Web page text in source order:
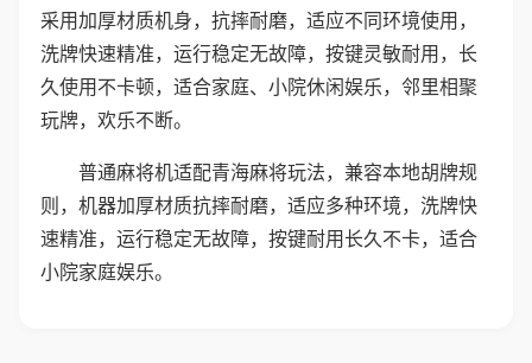
采用加厚材质机身，抗摔耐磨，适应不同环境使用，
洗牌快速精准，运行稳定无故障，按键灵敏耐用，长
久使用不卡顿，适合家庭、小院休闲娱乐，邻里相聚
玩牌，欢乐不断。
普通麻将机适配青海麻将玩法，兼容本地胡牌规
则，机器加厚材质抗摔耐磨，适应多种环境，洗牌快
速精准，运行稳定无故障，按键耐用长久不卡，适合
小院家庭娱乐。